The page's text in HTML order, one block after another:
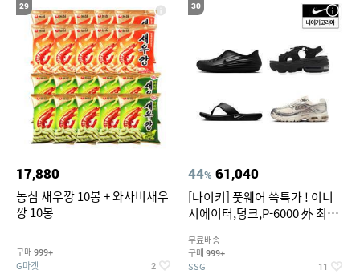
29
17,880
농심 새우깡 10봉 + 와사비새우
깡 10봉
구매 999+
G마켓 2
30
44% 61,040
[나이키] 풋웨어 쓱특가 ! 이니
시에이터,덩크,P-6000 外 최대
무료배송
구매 999+
SSG 11